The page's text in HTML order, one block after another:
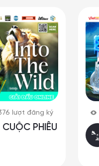
lượt đăng ký
PHIÊU